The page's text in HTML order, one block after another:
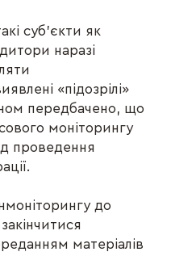
суб’єкти як
наразі
«підозрілі»
передбачено, що
моніторингу
проведення
до
матеріалів